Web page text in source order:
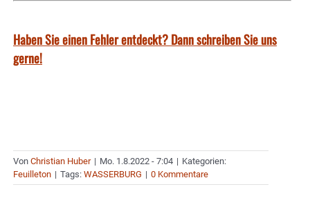
Haben Sie einen Fehler entdeckt? Dann schreiben Sie uns
gerne!
Von Christian Huber | Mo. 1.8.2022 - 7:04 | Kategorien:
Feuilleton | Tags: WASSERBURG | 0 Kommentare